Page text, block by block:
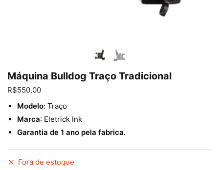
Máquina Bulldog Traço Tradicional
R$550,00
Modelo: Traço
Marca: Eletrick Ink
Garantia de 1 ano pela fabrica.
Fora de estoque